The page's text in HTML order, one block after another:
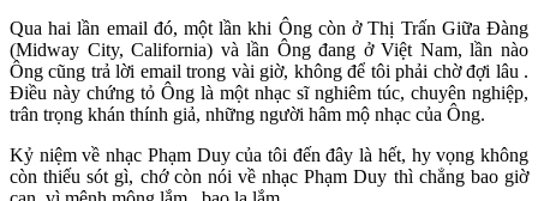
Qua hai lần email đó, một lần khi Ông còn ở Thị Trấn Giữa Đàng
(Midway City, California) và lần Ông đang ở Việt Nam, lần nào
Ông cũng trả lời email trong vài giờ, không để tôi phải chờ đợi lâu .
Điều này chứng tỏ Ông là một nhạc sĩ nghiêm túc, chuyên nghiệp,
trân trọng khán thính giả, những người hâm mộ nhạc của Ông.
Kỷ niệm về nhạc Phạm Duy của tôi đến đây là hết, hy vọng không
còn thiếu sót gì, chớ còn nói về nhạc Phạm Duy thì chẳng bao giờ